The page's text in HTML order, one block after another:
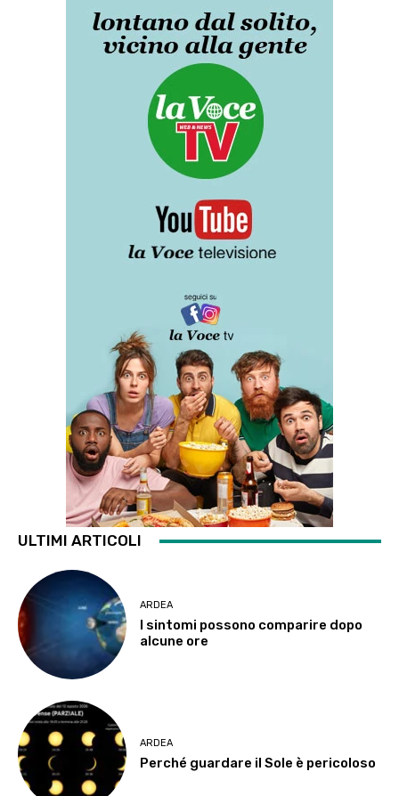
ULTIMI ARTICOLI
ARDEA
I sintomi possono comparire dopo
alcune ore
ARDEA
Perché guardare il Sole è pericoloso